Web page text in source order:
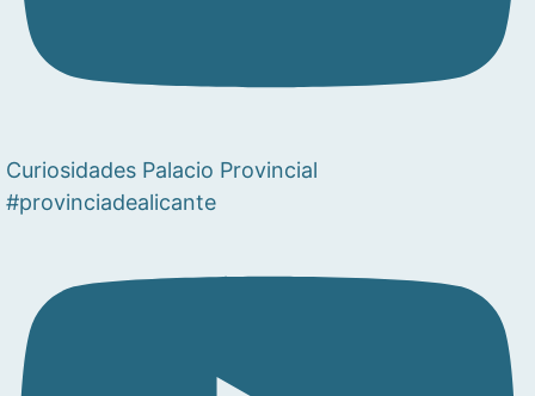
Curiosidades Palacio Provincial
#provinciadealicante